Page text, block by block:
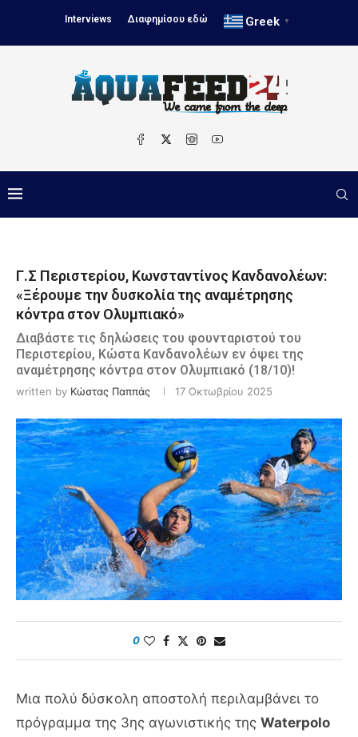
Interviews Διαφημίσου εδώ Greek ▼
Γ.Σ Περιστερίου, Κωνσταντίνος Κανδανολέων:
«Ξέρουμε την δυσκολία της αναμέτρησης
κόντρα στον Ολυμπιακό»
Διαβάστε τις δηλώσεις του φουνταριστού του
Περιστερίου, Κώστα Κανδανολέων εν όψει της
αναμέτρησης κόντρα στον Ολυμπιακό (18/10)!
written by Κώστας Παππάς 17 Οκτωβρίου 2025
0
Μια πολύ δύσκολη αποστολή περιλαμβάνει το
πρόγραμμα της 3ης αγωνιστικής της Waterpolo